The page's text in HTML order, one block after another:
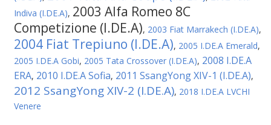
Indiva (I.DE.A), 2003 Alfa Romeo 8C
Competizione (I.DE.A), 2003 Fiat Marrakech (I.DE.A),
2004 Fiat Trepiuno (I.DE.A), 2005 I.DE.A Emerald,
2005 I.DE.A Gobi, 2005 Tata Crossover (I.DE.A), 2008 I.DE.A
ERA, 2010 I.DE.A Sofia, 2011 SsangYong XIV-1 (I.DE.A),
2012 SsangYong XIV-2 (I.DE.A), 2018 I.DE.A LVCHI
Venere